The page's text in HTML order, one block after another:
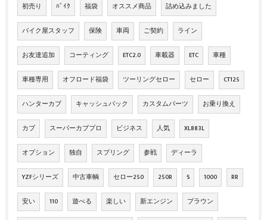
初売り ﾊﾞｲｸ 福袋 オススメ商品 詰め込みました
バイク屋スタッフ 保険 車両 ご契約 ライン
お友達追加 コーティング ETC2.0 車載器 ETC 車種
車種専用 オフロード福袋 ツーリングセロー セロー CT125
ハンターカブ キャッシュバック カスタムパーツ お乗り換え
カブ スーパーカブプロ ビジネス 人気 XL883L
オプション 独自 スプリング 参戦 ディーラ
YZFシリーズ 中古車輌 セロー250 250R S 1000 RR
安い 110 遊べる 楽しい 新エンジン ブラウン